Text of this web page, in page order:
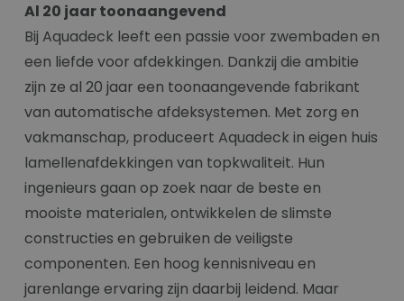
Al 20 jaar toonaangevend
Bij Aquadeck leeft een passie voor zwembaden en
een liefde voor afdekkingen. Dankzij die ambitie
zijn ze al 20 jaar een toonaangevende fabrikant
van automatische afdeksystemen. Met zorg en
vakmanschap, produceert Aquadeck in eigen huis
lamellenafdekkingen van topkwaliteit. Hun
ingenieurs gaan op zoek naar de beste en
mooiste materialen, ontwikkelen de slimste
constructies en gebruiken de veiligste
componenten. Een hoog kennisniveau en
jarenlange ervaring zijn daarbij leidend. Maar